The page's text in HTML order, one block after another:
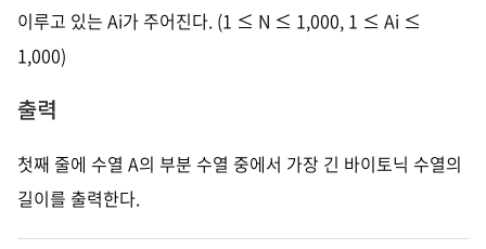
이루고 있는 Ai가 주어진다. (1 ≤ N ≤ 1,000, 1 ≤ Ai ≤
1,000)
출력
첫째 줄에 수열 A의 부분 수열 중에서 가장 긴 바이토닉 수열의
길이를 출력한다.